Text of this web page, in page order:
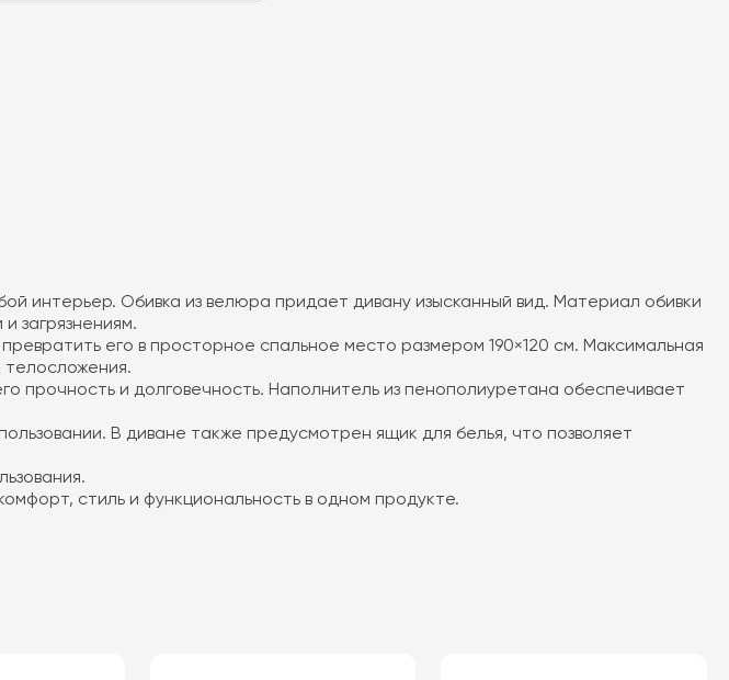
интерьер. Обивка из велюра придает дивану изысканный вид. Материал обивки
загрязнениям.
его в просторное спальное место размером 190×120 см. Максимальная
телосложения.
и долговечность. Наполнитель из пенополиуретана обеспечивает
В диване также предусмотрен ящик для белья, что позволяет
стиль и функциональность в одном продукте.